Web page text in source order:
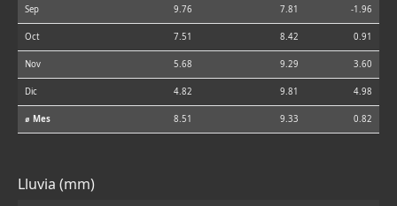
Sep 9.76 7.81 -1.96
Oct 7.51 8.42 0.91
Nov 5.68 9.29 3.60
Dic 4.82 9.81 4.98
⌀ Mes 8.51 9.33 0.82
Lluvia (mm)